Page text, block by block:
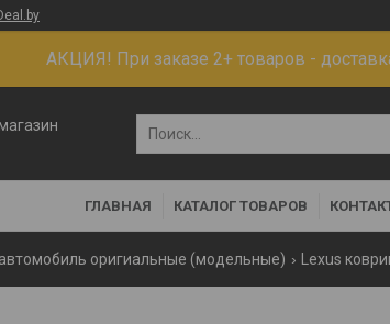
АКЦИЯ! При заказе 2+ товаров -
ГЛАВНАЯ КАТАЛОГ ТОВАРОВ
оригиальные (модельные) Lexus